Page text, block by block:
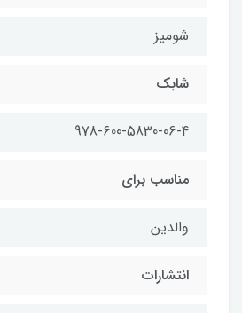
شوميز
شابك
978-600-5830-06-4
مناسب براي
والدين
انتشارات